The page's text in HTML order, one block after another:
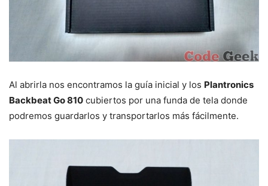
Al abrirla nos encontramos la guía inicial y los Plantronics
Backbeat Go 810 cubiertos por una funda de tela donde
podremos guardarlos y transportarlos más fácilmente.